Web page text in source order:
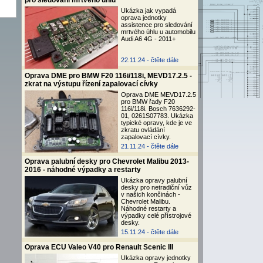
Ukázka jak vypadá
oprava jednotky
assistence pro sledování
mrtvého úhlu u automobilu
Audi A6 4G - 2011+
22.11.24 - čtěte dále
Oprava DME pro BMW F20 116i/118i, MEVD17.2.5 -
zkrat na výstupu řízení zapalovací cívky
Oprava DME MEVD17.2.5
pro BMW řady F20
116i/118i. Bosch 7636292-
01, 0261S07783. Ukázka
typické opravy, kde je ve
zkratu ovládání
zapalovací cívky.
21.11.24 - čtěte dále
Oprava palubní desky pro Chevrolet Malibu 2013-
2016 - náhodné výpadky a restarty
Ukázka opravy palubní
desky pro netradiční vůz
v našich končinách -
Chevrolet Malibu.
Náhodné restarty a
výpadky celé přístrojové
desky.
15.11.24 - čtěte dále
Oprava ECU Valeo V40 pro Renault Scenic III
Ukázka opravy jednotky